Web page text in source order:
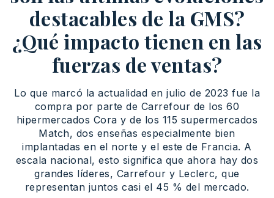
destacables de la GMS?
¿Qué impacto tienen en las
fuerzas de ventas?
Lo que marcó la actualidad en julio de 2023 fue la
compra por parte de Carrefour de los 60
hipermercados Cora y de los 115 supermercados
Match, dos enseñas especialmente bien
implantadas en el norte y el este de Francia. A
escala nacional, esto significa que ahora hay dos
grandes líderes, Carrefour y Leclerc, que
representan juntos casi el 45 % del mercado.